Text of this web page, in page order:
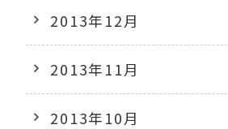
2013年12月
2013年11月
2013年10月